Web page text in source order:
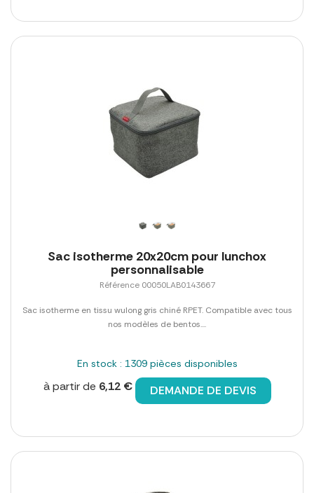
Sac isotherme 20x20cm pour lunchox
personnalisable
Référence 00050LAB0143667
Sac isotherme en tissu wulong gris chiné RPET. Compatible avec tous
nos modèles de bentos....
En stock : 1309 pièces disponibles
à partir de 6,12 € DEMANDE DE DEVIS